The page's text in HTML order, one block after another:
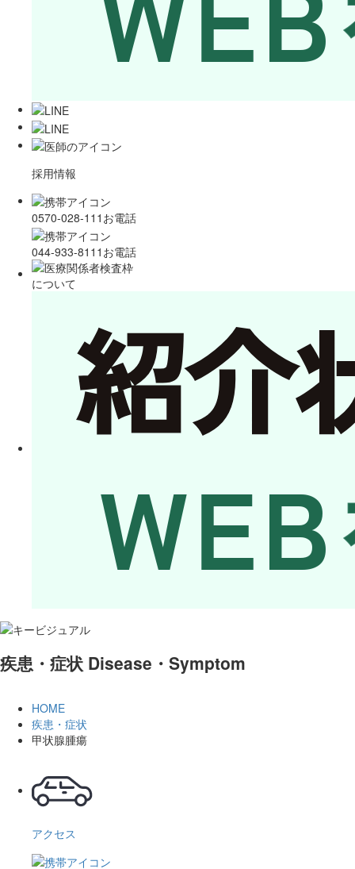
採用情報
0570-028-111 お電話
044-933-8111 お電話
疾患・症状 Disease・Symptom
HOME
疾患・症状
甲状腺腫瘍
アクセス